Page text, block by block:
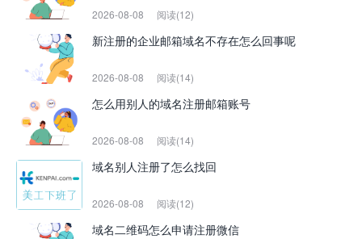
2026-08-08 阅读(12)
新注册的企业邮箱域名不存在怎么回事呢
2026-08-08 阅读(14)
怎么用别人的域名注册邮箱账号
2026-08-08 阅读(14)
域名别人注册了怎么找回
2026-08-08 阅读(12)
域名二维码怎么申请注册微信